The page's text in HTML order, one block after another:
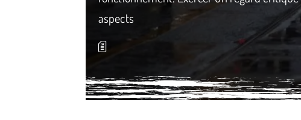
aspects